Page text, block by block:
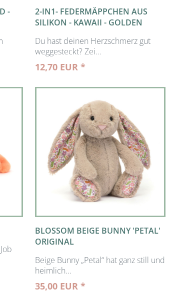
-
2-IN1- FEDERMÄPPCHEN AUS
SILIKON - KAWAII - GOLDEN
Du hast deinen Herzschmerz gut
weggesteckt? Zei...
12,70 EUR *
BLOSSOM BEIGE BUNNY 'PETAL'
ORIGINAL
Beige Bunny „Petal“ hat ganz still und
heimlich...
35,00 EUR *